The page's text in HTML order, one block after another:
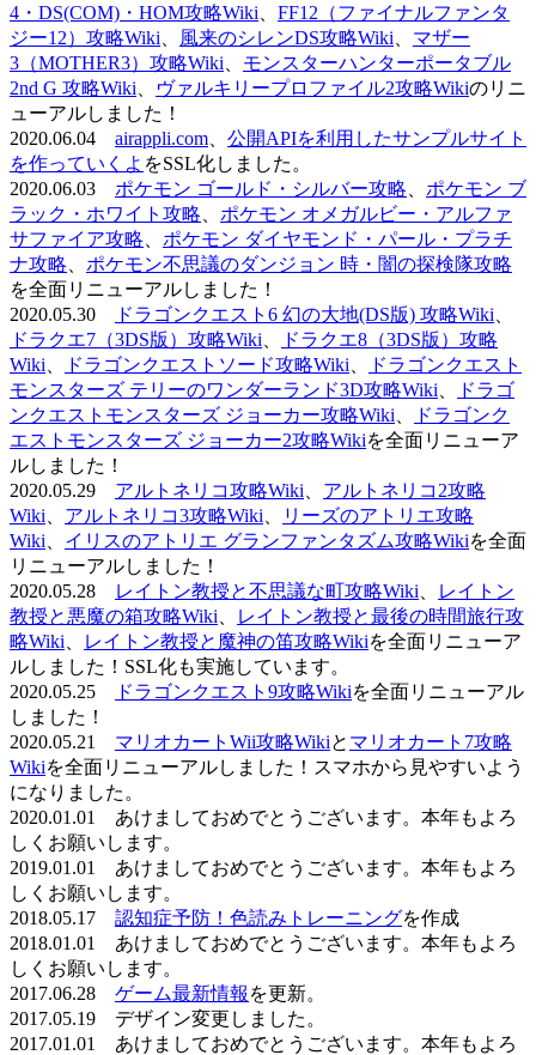
4・DS(COM)・HOM攻略Wiki
FF12（ファイナルファンタ
ジー12）攻略Wiki
風来のシレンDS攻略Wiki
マザー
3（MOTHER3）攻略Wiki
モンスターハンターポータブル
2nd G 攻略Wiki
ヴァルキリープロファイル2攻略Wikiのリニ
ューアルしました！
2020.06.04 airappli.com
公開APIを利用したサンプルサイト
を作っていくよ をSSL化しました。
2020.06.03 ポケモン ゴールド・シルバー攻略
ポケモン ブ
ラック・ホワイト攻略
ポケモン オメガルビー・アルファ
サファイア攻略
ポケモン ダイヤモンド・パール・プラチ
ナ攻略
ポケモン不思議のダンジョン 時・闇の探検隊攻略
を全面リニューアルしました！
2020.05.30
ドラゴンクエスト6 幻の大地(DS版) 攻略Wiki
ドラクエ7（3DS版）攻略Wiki
ドラクエ8（3DS版）攻略
Wiki
ドラゴンクエストソード攻略Wiki
ドラゴンクエスト
モンスターズ テリーのワンダーランド3D攻略Wiki
ドラゴ
ンクエストモンスターズ ジョーカー攻略Wiki
ドラゴンク
エストモンスターズ ジョーカー2攻略Wikiを全面リニューア
ルしました！
2020.05.29 アルトネリコ攻略Wiki
アルトネリコ2攻略
Wiki
アルトネリコ3攻略Wiki
リーズのアトリエ攻略
Wiki
イリスのアトリエ グランファンタズム攻略Wikiを全面
リニューアルしました！
2020.05.28
レイトン教授と不思議な町攻略Wiki
レイトン
教授と悪魔の箱攻略Wiki
レイトン教授と最後の時間旅行攻
略Wiki
レイトン教授と魔神の笛攻略Wikiを全面リニューア
ルしました！SSL化も実施しています。
2020.05.25
ドラゴンクエスト9攻略Wikiを全面リニューアル
しました！
2020.05.21 マリオカートWii攻略Wikiと マリオカート7攻略
Wikiを全面リニューアルしました！スマホから見やすいよう
になりました。
2020.01.01 あけましておめでとうございます。本年もよろ
しくお願いします。
2019.01.01 あけましておめでとうございます。本年もよろ
しくお願いします。
2018.05.17 認知症予防！色読みトレーニングを作成
2018.01.01 あけましておめでとうございます。本年もよろ
しくお願いします。
2017.06.28 ゲーム最新情報 を更新。
2017.05.19 デザイン変更しました。
2017.01.01 あけましておめでとうございます。本年もよろ